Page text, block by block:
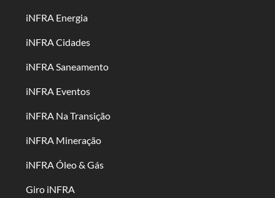
iNFRA Energia
iNFRA Cidades
iNFRA Saneamento
iNFRA Eventos
iNFRA Na Transição
iNFRA Mineração
iNFRA Óleo & Gás
Giro iNFRA